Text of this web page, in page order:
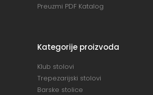
Preuzmi PDF Katalog
Kategorije proizvoda
Klub stolovi
Trepezarijski stolovi
Barske stolice